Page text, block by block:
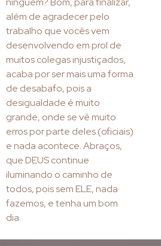
além de agradecer pelo
trabalho que vocês vem
desenvolvendo em prol de
muitos colegas injustiçados,
acaba por ser mais uma forma
de desabafo, pois a
desigualdade é muito
grande, onde se vê muito
erros por parte deles (oficiais)
e nada acontece. Abraços,
que DEUS continue
iluminando o caminho de
todos, pois sem ELE, nada
fazemos, e tenha um bom
dia.